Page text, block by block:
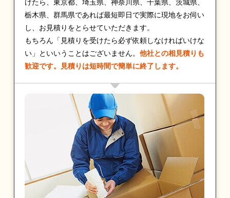
けたら、東京都、埼玉県、神奈川県、千葉県、茨城県、
栃木県、群馬県であれば最短即日で実際に現地をお伺い
し、お見積りをとらせていただきます。
もちろん「見積りを受けたら必ず依頼しなければいけな
い」といいうことはございません。 他社との相見積りも
歓迎です。見積りは短時間で簡単に終了します。